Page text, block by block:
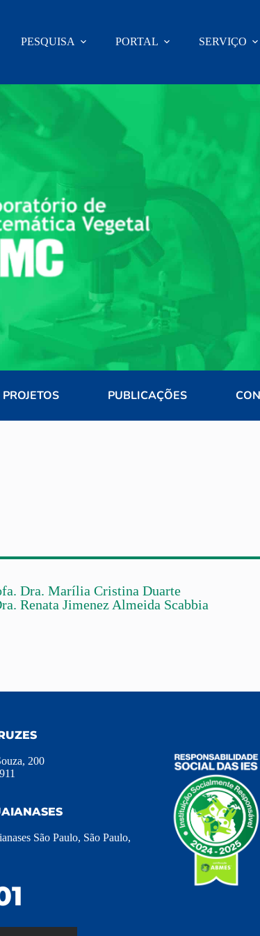
PESQUISA PORTAL SERVIÇO
PROJETOS PUBLICAÇÕES
Dra. Marília Cristina Duarte
Renata Jimenez Almeida Scabbia
200
São Paulo, São Paulo,